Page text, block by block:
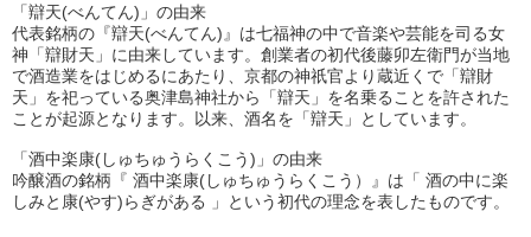
「辯天(べんてん)」の由来
代表銘柄の『辯天(べんてん)』は七福神の中で音楽や芸能を司る女
神「辯財天」に由来しています。創業者の初代後藤卯左衛門が当地
で酒造業をはじめるにあたり、京都の神祇官より蔵近くで「辯財
天」を祀っている奥津島神社から「辯天」を名乗ることを許された
ことが起源となります。以来、酒名を「辯天」としています。
「酒中楽康(しゅちゅうらくこう)」の由来
吟醸酒の銘柄『 酒中楽康(しゅちゅうらくこう）』は「 酒の中に楽
しみと康(やす)らぎがある 」という初代の理念を表したものです。